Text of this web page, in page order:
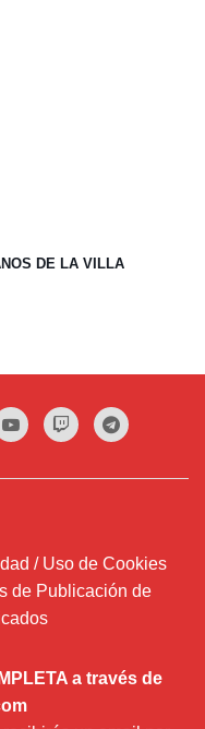
DE LA VILLA
/ Uso de Cookies
de Publicación de
a través de